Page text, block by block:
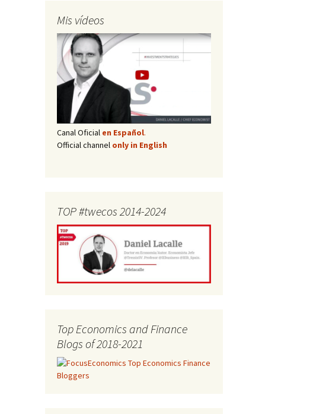
Mis vídeos
Canal Oficial en Español.
Official channel only in English
TOP #twecos 2014-2024
Top Economics and Finance
Blogs of 2018-2021